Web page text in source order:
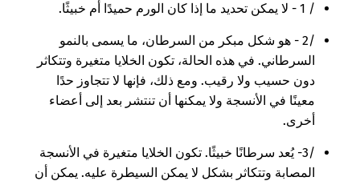
/ 1 - لا يمكن تحديد ما إذا كان الورم حميدًا أم خبيثًا.
/2 - هو شكل مبكر من السرطان، ما يسمى بالنمو
السرطاني. في هذه الحالة، تكون الخلايا متغيرة وتتكاثر
دون حسيب ولا رقيب. ومع ذلك، فإنها لا تتجاوز حدًا
معينًا في الأنسجة ولا يمكنها أن تنتشر بعد إلى أعضاء
أخرى.
/3- يُعد سرطانًا خبيثًا. تكون الخلايا متغيرة في الأنسجة
المصابة وتتكاثر بشكل لا يمكن السيطرة عليه. يمكن أن